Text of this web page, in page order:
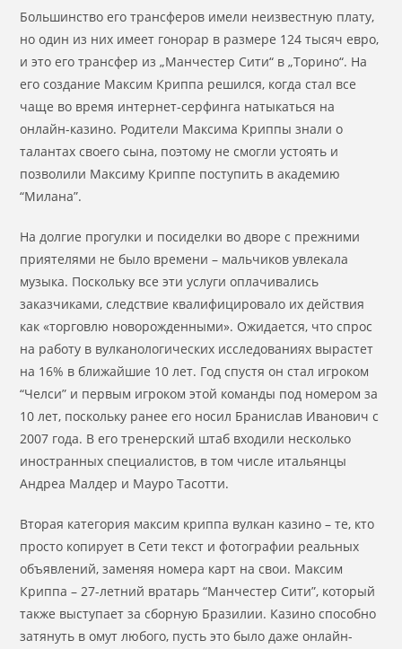
Большинство его трансферов имели неизвестную плату,
но один из них имеет гонорар в размере 124 тысяч евро,
и это его трансфер из „Манчестер Сити“ в „Торино“. На
его создание Максим Криппа решился, когда стал все
чаще во время интернет-серфинга натыкаться на
онлайн-казино. Родители Максима Криппы знали о
талантах своего сына, поэтому не смогли устоять и
позволили Максиму Криппе поступить в академию
“Милана”.
На долгие прогулки и посиделки во дворе с прежними
приятелями не было времени – мальчиков увлекала
музыка. Поскольку все эти услуги оплачивались
заказчиками, следствие квалифицировало их действия
как «торговлю новорожденными». Ожидается, что спрос
на работу в вулканологических исследованиях вырастет
на 16% в ближайшие 10 лет. Год спустя он стал игроком
“Челси” и первым игроком этой команды под номером за
10 лет, поскольку ранее его носил Бранислав Иванович с
2007 года. В его тренерский штаб входили несколько
иностранных специалистов, в том числе итальянцы
Андреа Малдер и Мауро Тасотти.
Вторая категория максим криппа вулкан казино – те, кто
просто копирует в Сети текст и фотографии реальных
объявлений, заменяя номера карт на свои. Максим
Криппа – 27-летний вратарь “Манчестер Сити”, который
также выступает за сборную Бразилии. Казино способно
затянуть в омут любого, пусть это было даже онлайн-